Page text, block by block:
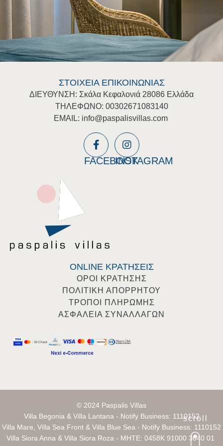
Villa Blue Sea
Villa Mare
scroll
ΣΤΟΙΧΕΙΑ ΕΠΙΚΟΙΝΩΝΙΑΣ
ΔΙΕΥΘΥΝΣΗ: Σκάλα Κεφαλονιά 28086 Ελλάδα
ΤΗΛΕΦΩΝΟ: 00302671083140
EMAIL: info@paspalisvillas.com
FACEBOOKINSTAGRAM
ONLINE ΚΡΑΤΗΣΕΙΣ
ΟΡΟΙ ΚΡΑΤΗΣΗΣ
ΠΟΛΙΤΙΚΗ ΑΠΟΡΡΗΤΟΥ
ΤΡΟΠΟΙ ΠΛΗΡΩΜΗΣ
ΑΣΦΑΛΕΙΑ ΣΥΝΑΛΛΑΓΩΝ
© 2024 Paspalis Villas
Villa Begonia & Villa Lantana - Notify Business: 1110152
Villa Mare, Villa Sea Front & Villa Blue Sea - Notify Business: 1110152
Villa Siora Anna & Villa Siora Roza - MHTE: 0458K 91000 3640 01